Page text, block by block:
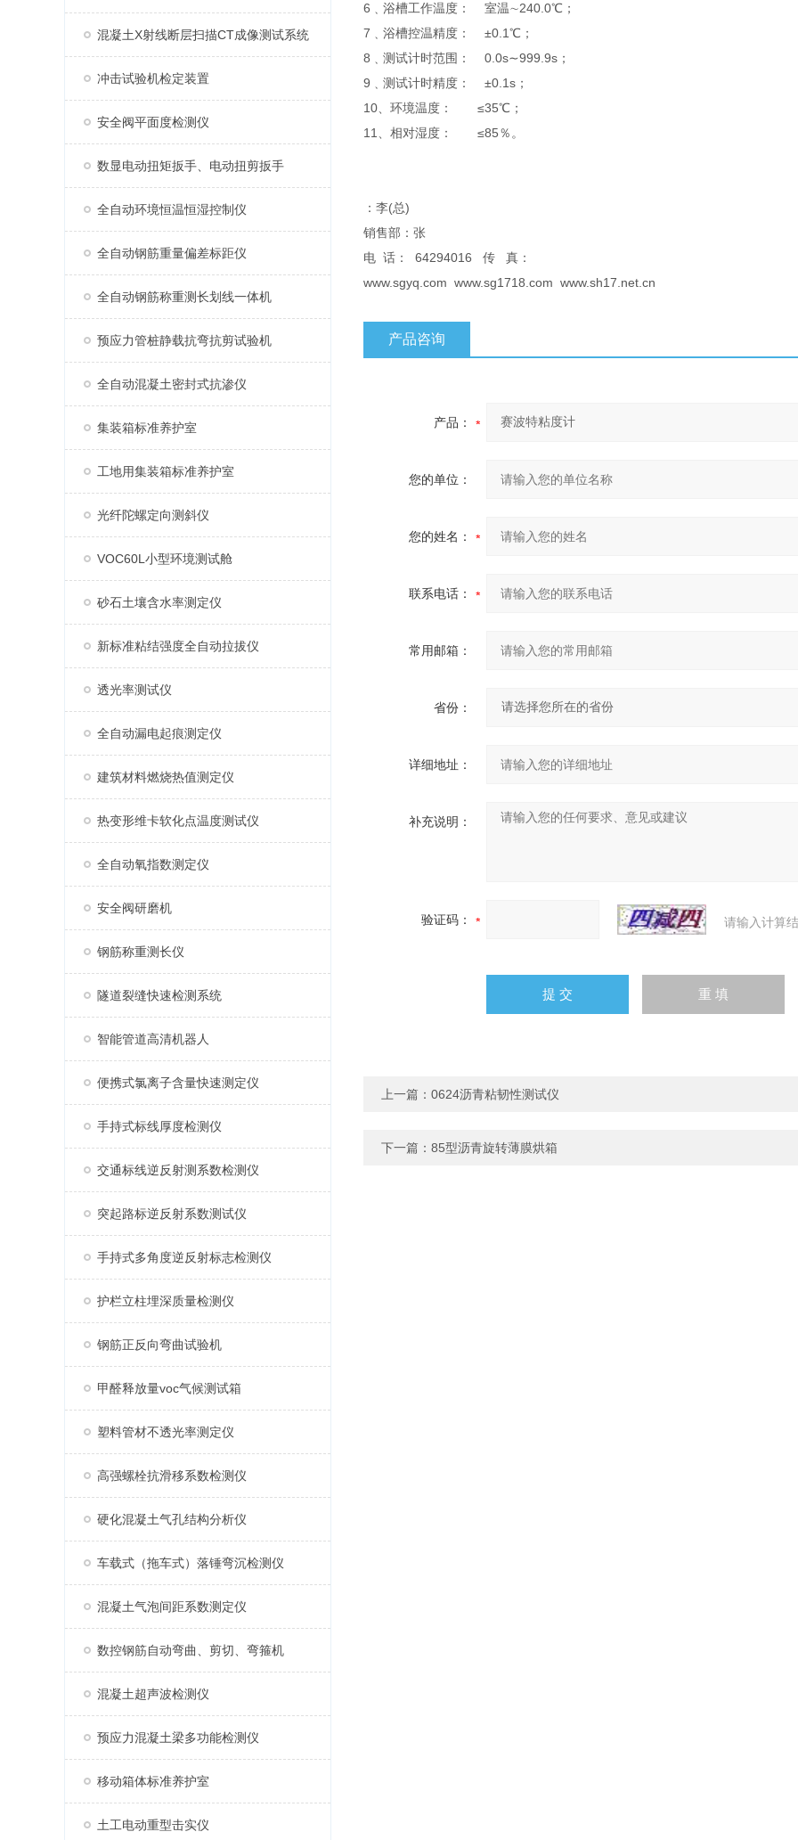
混凝土X射线断层扫描CT成像测试系统
冲击试验机检定装置
安全阀平面度检测仪
数显电动扭矩扳手、电动扭剪扳手
全自动环境恒温恒湿控制仪
全自动钢筋重量偏差标距仪
全自动钢筋称重测长划线一体机
预应力管桩静载抗弯抗剪试验机
全自动混凝土密封式抗渗仪
集装箱标准养护室
工地用集装箱标准养护室
光纤陀螺定向测斜仪
VOC60L小型环境测试舱
砂石土壤含水率测定仪
新标准粘结强度全自动拉拔仪
透光率测试仪
全自动漏电起痕测定仪
建筑材料燃烧热值测定仪
热变形维卡软化点温度测试仪
全自动氧指数测定仪
安全阀研磨机
钢筋称重测长仪
隧道裂缝快速检测系统
智能管道高清机器人
便携式氯离子含量快速测定仪
手持式标线厚度检测仪
交通标线逆反射测系数检测仪
突起路标逆反射系数测试仪
手持式多角度逆反射标志检测仪
护栏立柱埋深质量检测仪
钢筋正反向弯曲试验机
甲醛释放量voc气候测试箱
塑料管材不透光率测定仪
高强螺栓抗滑移系数检测仪
硬化混凝土气孔结构分析仪
车载式（拖车式）落锤弯沉检测仪
混凝土气泡间距系数测定仪
数控钢筋自动弯曲、剪切、弯箍机
混凝土超声波检测仪
预应力混凝土梁多功能检测仪
移动箱体标准养护室
土工电动重型击实仪
6﹑浴槽工作温度： 室温∼240.0℃；
7﹑浴槽控温精度： ±0.1℃；
8﹑测试计时范围： 0.0s∼999.9s；
9﹑测试计时精度： ±0.1s；
10、环境温度： ≤35℃；
11、相对湿度： ≤85％。
：李(总)
销售部：张
电 话： 64294016 传 真：
www.sgyq.com www.sg1718.com www.sh17.net.cn
产品咨询
产品：
您的单位：
您的姓名：
联系电话：
常用邮箱：
省份：
详细地址：
补充说明：
验证码： 请输入计算
上一篇： 0624沥青粘韧性测试仪
下一篇： 85型沥青旋转薄膜烘箱